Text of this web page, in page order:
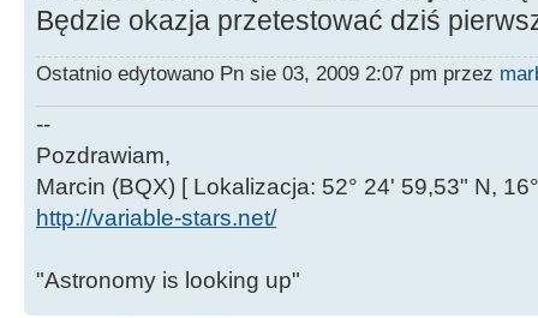
Będzie okazja przetestować dziś
Ostatnio edytowano Pn sie 03, 2009 2:07 pm przez
--
Pozdrawiam,
Marcin (BQX) [ Lokalizacja: 52° 24' 59,53" N,
http://variable-stars.net/
"Astronomy is looking up"